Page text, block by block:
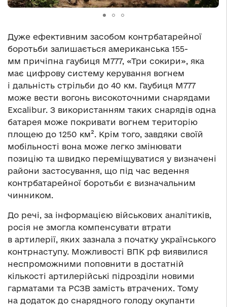
Дуже ефективним засобом контрбатарейної
боротьби залишається американська 155-
мм причіпна гаубиця М777, «Три сокири», яка
має цифрову систему керування вогнем
і дальність стрільби до 40 км. Гаубиця M777
може вести вогонь високоточними снарядами
Excalibur. З використанням таких снарядів одна
батарея може покривати вогнем територію
площею до 1250 км². Крім того, завдяки своїй
мобільності вона може легко змінювати
позицію та швидко переміщуватися у визначені
райони застосування, що під час ведення
контрбатарейної боротьби є визначальним
чинником.
До речі, за інформацією військових аналітиків,
росія не змогла компенсувати втрати
в артилерії, яких зазнала з початку українського
контрнаступу. Можливості ВПК рф виявилися
неспроможними поповнити в достатній
кількості артилерійські підрозділи новими
гарматами та РСЗВ замість втрачених. Тому
на додаток до снарядного голоду окупанти